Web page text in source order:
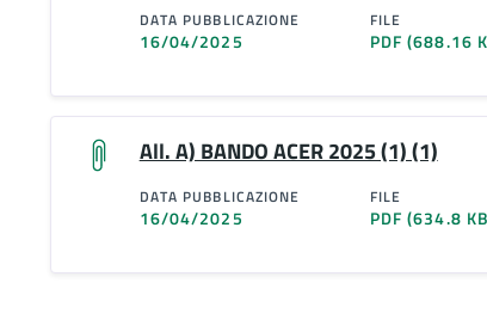
DATA PUBBLICAZIONE
16/04/2025
FILE
PDF(688.16
All. A) BANDO ACER 2025 (1) (1)
DATA PUBBLICAZIONE
16/04/2025
FILE
PDF(634.8